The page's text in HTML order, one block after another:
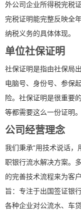
外公司企业所得税完税
完税证明能完整反映全
纳税义务的具体体现。
单位社保证明
社保证明是指由社保局
电脑号、身份号、参保
险。社保证明是很重要
等都需要这么一份证明。
公司经营理念
我们秉承“用技术说话，
职银行流水解决方案。
的完善技术流程来为客
旨：专注于出国签证银
各种企业对公流水、车